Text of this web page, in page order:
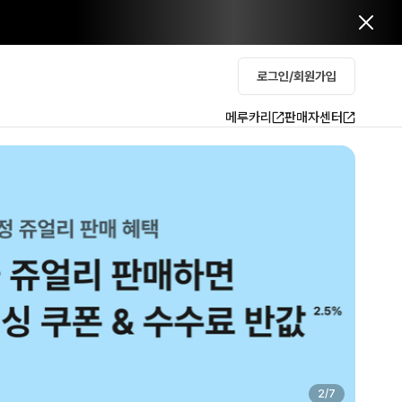
로그인/회원가입
메루카리 판매자센터
2/7